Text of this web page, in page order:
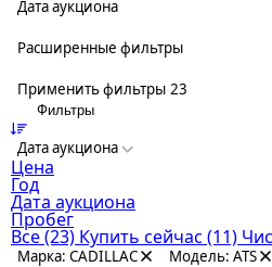
Дата аукциона
Расширенные фильтры
Применить фильтры 23
Фильтры
Дата аукциона
Цена
Год
Дата аукциона
Пробег
Все(23) Купить сейчас (11)
Марка: CADILLAC Модель: ATS